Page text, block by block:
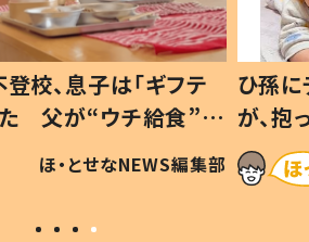
校、息子は「ギフテ
た 父が“ウチ給食”を
理由とは #令和の親
ほ・とせなNEWS編集部
ひ孫
が、
「涙が
い」